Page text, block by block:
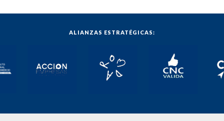
ALIANZAS ESTRATÉGICAS: